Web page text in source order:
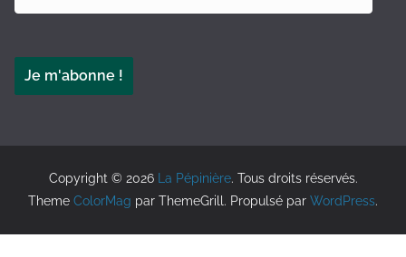
v
d
e
s
e
i
Je m'abonne !
Copyright © 2026 La Pépinière. Tous droits réservés.
Theme ColorMag par ThemeGrill. Propulsé par WordPress.